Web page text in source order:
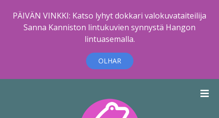
PÄIVÄN VINKKI: Katso lyhyt dokkari valokuvataiteilija
Sanna Kanniston lintukuvien synnystä Hangon
lintuasemalla.
OLHAR